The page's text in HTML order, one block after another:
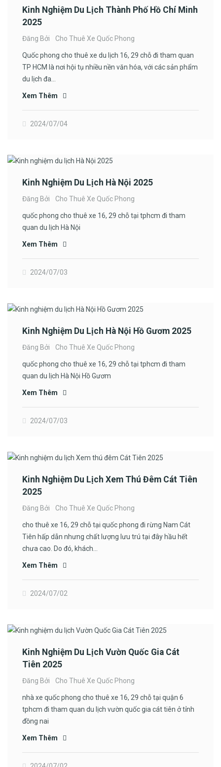
Kinh Nghiệm Du Lịch Thành Phố Hồ Chí Minh
2025
Đăng Bởi Cho Thuê Xe Quốc Phong
Quốc phong cho thuê xe du lịch 16, 29 chỗ đi tham quan
TP HCM là nơi hội tụ nhiều nền văn hóa, với các sản phẩm
du lịch đa…
Xem Thêm
2024/07/04
Kinh Nghiệm Du Lịch Hà Nội 2025
Đăng Bởi Cho Thuê Xe Quốc Phong
quốc phong cho thuê xe 16, 29 chỗ tại tphcm đi tham
quan du lịch Hà Nội
Xem Thêm
2024/07/03
Kinh Nghiệm Du Lịch Hà Nội Hồ Gươm 2025
Đăng Bởi Cho Thuê Xe Quốc Phong
quốc phong cho thuê xe 16, 29 chỗ tại tphcm đi tham
quan du lịch Hà Nội Hồ Gươm
Xem Thêm
2024/07/03
Kinh Nghiệm Du Lịch Xem Thú Đêm Cát Tiên
2025
Đăng Bởi Cho Thuê Xe Quốc Phong
cho thuê xe 16, 29 chỗ tại quốc phong đi rừng Nam Cát
Tiên hấp dẫn nhưng chất lượng lưu trú tại đây hầu hết
chưa cao. Do đó, khách…
Xem Thêm
2024/07/02
Kinh Nghiệm Du Lịch Vườn Quốc Gia Cát
Tiên 2025
Đăng Bởi Cho Thuê Xe Quốc Phong
nhà xe quốc phong cho thuê xe 16, 29 chỗ tại quận 6
tphcm đi tham quan du lịch vườn quốc gia cát tiên ở tỉnh
đồng nai
Xem Thêm